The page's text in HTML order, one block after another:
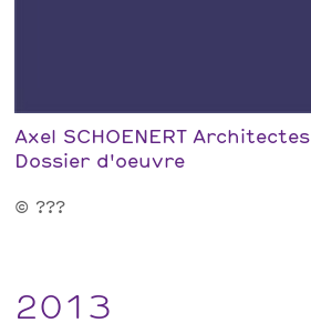
Axel SCHOENERT Architectes
Dossier d'oeuvre
© ???
2013